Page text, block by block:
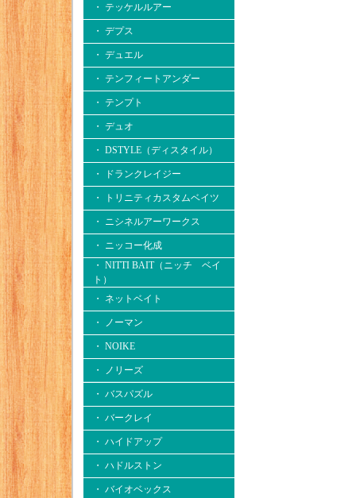
・ テッケルルアー
・ デプス
・ デュエル
・ テンフィートアンダー
・ テンプト
・ デュオ
・ DSTYLE（ディスタイル）
・ ドランクレイジー
・ トリニティカスタムベイツ
・ ニシネルアーワークス
・ ニッコー化成
・ NITTI BAIT（ニッチ ベイ
ト）
・ ネットベイト
・ ノーマン
・ NOIKE
・ ノリーズ
・ バスパズル
・ バークレイ
・ ハイドアップ
・ ハドルストン
・ バイオベックス